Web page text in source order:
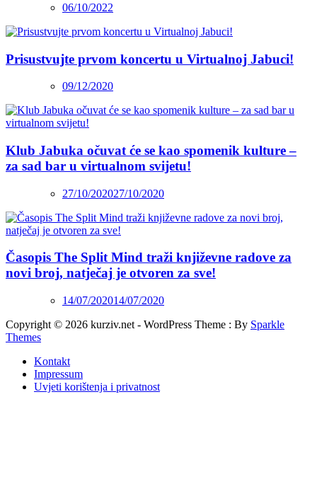
06/10/2022
Prisustvujte prvom koncertu u Virtualnoj Jabuci!
09/12/2020
Klub Jabuka očuvat će se kao spomenik kulture –
za sad bar u virtualnom svijetu!
27/10/202027/10/2020
Časopis The Split Mind traži književne radove za
novi broj, natječaj je otvoren za sve!
14/07/202014/07/2020
Copyright © 2026 kurziv.net - WordPress Theme : By Sparkle
Themes
Kontakt
Impressum
Uvjeti korištenja i privatnost